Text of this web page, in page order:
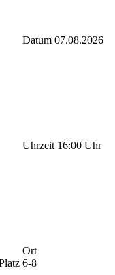
Datum 07.08.2026
Uhrzeit 16:00 Uhr
Ort
6-8